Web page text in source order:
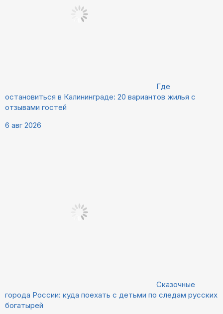
Где
остановиться в Калининграде: 20 вариантов жилья с
отзывами гостей
6 авг 2026
Сказочные
города России: куда поехать с детьми по следам русских
богатырей